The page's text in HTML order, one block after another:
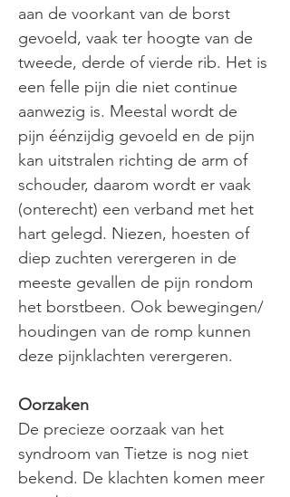
aan de voorkant van de borst
gevoeld, vaak ter hoogte van de
tweede, derde of vierde rib. Het is
een felle pijn die niet continue
aanwezig is. Meestal wordt de
pijn éénzijdig gevoeld en de pijn
kan uitstralen richting de arm of
schouder, daarom wordt er vaak
(onterecht) een verband met het
hart gelegd. Niezen, hoesten of
diep zuchten verergeren in de
meeste gevallen de pijn rondom
het borstbeen. Ook bewegingen/
houdingen van de romp kunnen
deze pijnklachten verergeren.
Oorzaken
De precieze oorzaak van het
syndroom van Tietze is nog niet
bekend. De klachten komen meer